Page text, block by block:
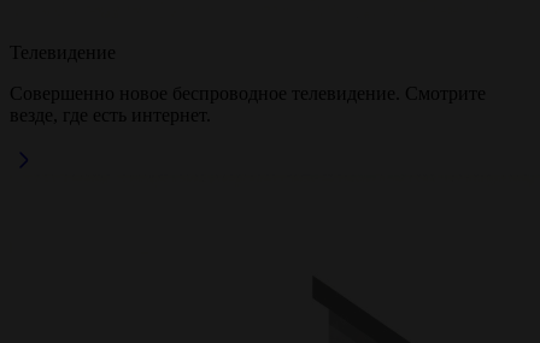
Телевидение
Совершенно новое беспроводное телевидение. Смотрите
везде, где есть интернет.